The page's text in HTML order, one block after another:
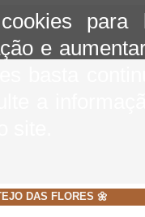
para
e
DAS FLORES 🌼